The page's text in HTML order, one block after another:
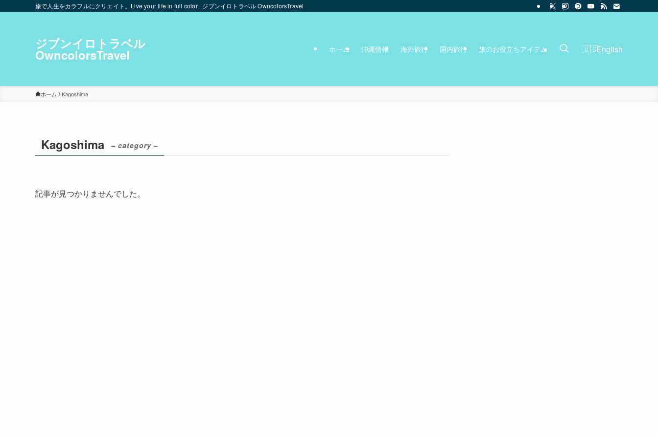
旅で人生をカラフルにクリエイト。Live your life in full color | ジブンイロトラベル OwncolorsTravel
ジブンイロトラベル
OwncolorsTravel ホーム 沖縄情報 海外旅行 国内旅行 旅のお役立ちアイテム English
ホーム Kagoshima
Kagoshima – category –
記事が見つかりませんでした。